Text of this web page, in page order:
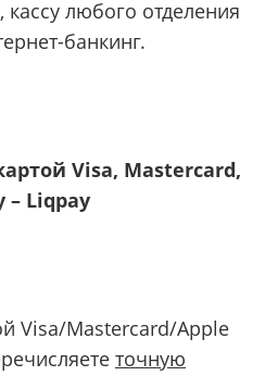
любого отделения
банкинг.
Visa, Mastercard,
– Liqpay
Visa/Mastercard/Apple
точную